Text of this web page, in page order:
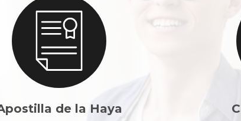
de la Haya